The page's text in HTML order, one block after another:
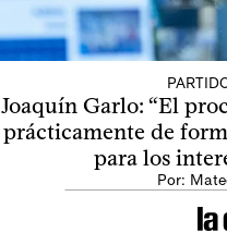
Joaquín Garlo: “El
prácticamente de
para los
Por: